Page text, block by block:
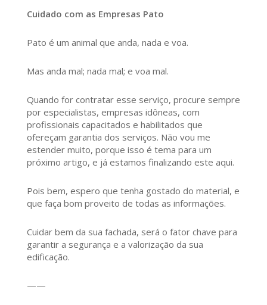
Cuidado com as Empresas Pato
Pato é um animal que anda, nada e voa.
Mas anda mal; nada mal; e voa mal.
Quando for contratar esse serviço, procure sempre
por especialistas, empresas idôneas, com
profissionais capacitados e habilitados que
ofereçam garantia dos serviços. Não vou me
estender muito, porque isso é tema para um
próximo artigo, e já estamos finalizando este aqui.
Pois bem, espero que tenha gostado do material, e
que faça bom proveito de todas as informações.
Cuidar bem da sua fachada, será o fator chave para
garantir a segurança e a valorização da sua
edificação.
——